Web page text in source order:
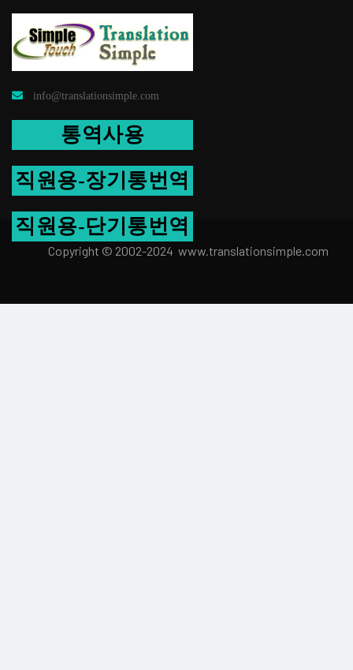
info@translationsimple.com
통역사용
직원용-장기통번역
직원용-단기통번역
Copyright © 2002-2024